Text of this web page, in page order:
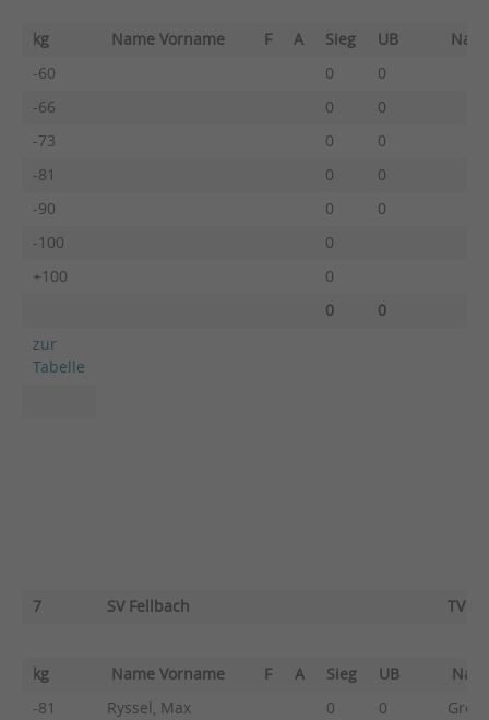
kg Name Vorname F A Sieg UB
-60
0
0
-66
0
0
-73
0
0
-81
0
0
-90
0
0
-100
0
+100
0
0
0
zur
Tabelle
7 SV Fellbach TV
kg Name Vorname F A Sieg UB
-81
Ryssel, Max 0 0